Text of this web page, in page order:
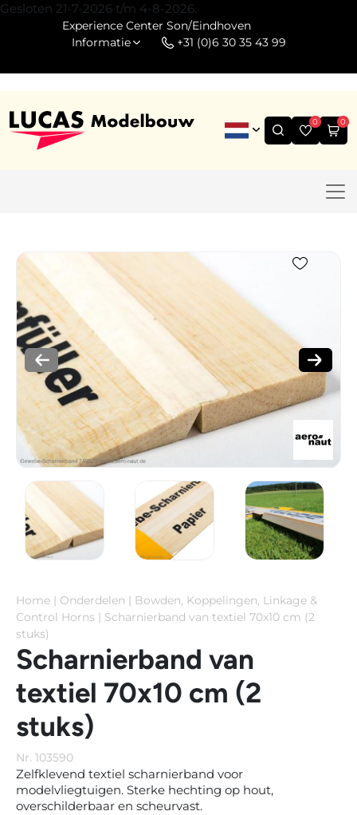
Gesloten 21-7-2026 t/m 4-8-2026.
Experience Center Son/Eindhoven
Informatie
+31 (0)6 30 35 43 99
0 0
Home Onderdelen
Bowden, Koppelingen, Linkage &
Control Horns
Scharnierband van textiel 70x10 cm (2
stuks)
Scharnierband van
textiel 70x10 cm (2
stuks)
Nr. 103590
Zelfklevend textiel scharnierband voor
modelvliegtuigen. Sterke hechting op hout,
overschilderbaar en scheurvast.